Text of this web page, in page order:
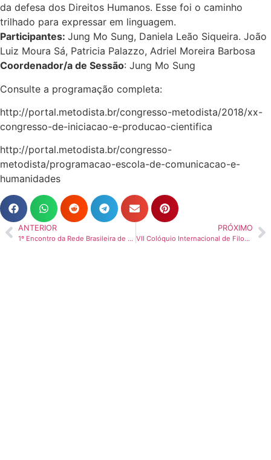
da defesa dos Direitos Humanos. Esse foi o caminho
trilhado para expressar em linguagem.
Participantes: Jung Mo Sung, Daniela Leão Siqueira. João
Luiz Moura Sá, Patricia Palazzo, Adriel Moreira Barbosa
Coordenador/a de Sessão: Jung Mo Sung
Consulte a programação completa:
http://portal.metodista.br/congresso-metodista/2018/xx-
congresso-de-iniciacao-e-producao-cientifica
http://portal.metodista.br/congresso-
metodista/programacao-escola-de-comunicacao-e-
humanidades
ANTERIOR
1º Encontro da Rede Brasileira de Estudos da China – RBCHINA
PRÓXIMO
VII Colóquio Internacional de Filosofia Oriental na UNICAMP